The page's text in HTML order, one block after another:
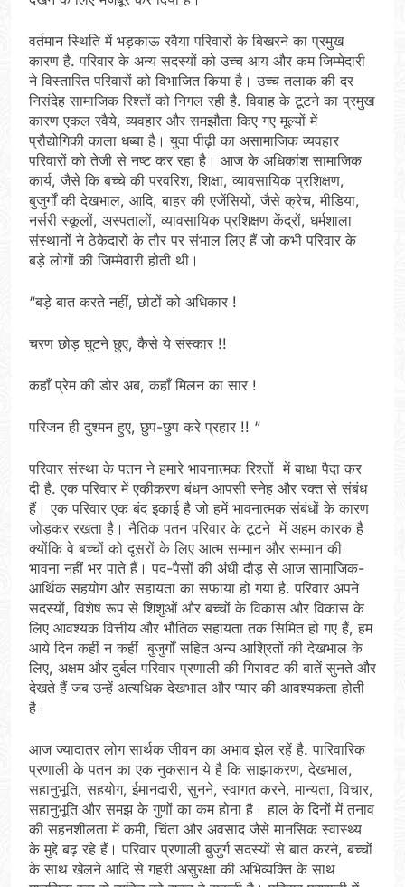
वर्तमान स्थिति में भड़काऊ रवैया परिवारों के बिखरने का प्रमुख
कारण है. परिवार के अन्य सदस्यों को उच्च आय और कम जिम्मेदारी
ने विस्तारित परिवारों को विभाजित किया है। उच्च तलाक की दर
निसंदेह सामाजिक रिश्तों को निगल रही है. विवाह के टूटने का प्रमुख
कारण एकल रवैये, व्यवहार और समझौता किए गए मूल्यों में
प्रौद्योगिकी काला धब्बा है। युवा पीढ़ी का असामाजिक व्यवहार
परिवारों को तेजी से नष्ट कर रहा है। आज के अधिकांश सामाजिक
कार्य, जैसे कि बच्चे की परवरिश, शिक्षा, व्यावसायिक प्रशिक्षण,
बुजुर्गों की देखभाल, आदि, बाहर की एजेंसियों, जैसे क्रेच, मीडिया,
नर्सरी स्कूलों, अस्पतालों, व्यावसायिक प्रशिक्षण केंद्रों, धर्मशाला
संस्थानों ने ठेकेदारों के तौर पर संभाल लिए हैं जो कभी परिवार के
बड़े लोगों की जिम्मेवारी होती थी।
“बड़े बात करते नहीं, छोटों को अधिकार !
चरण छोड़ घुटने छुए, कैसे ये संस्कार !!
कहाँ प्रेम की डोर अब, कहाँ मिलन का सार !
परिजन ही दुश्मन हुए, छुप-छुप करे प्रहार !! “
परिवार संस्था के पतन ने हमारे भावनात्मक रिश्तों में बाधा पैदा कर
दी है. एक परिवार में एकीकरण बंधन आपसी स्नेह और रक्त से संबंध
हैं। एक परिवार एक बंद इकाई है जो हमें भावनात्मक संबंधों के कारण
जोड़कर रखता है। नैतिक पतन परिवार के टूटने में अहम कारक है
क्योंकि वे बच्चों को दूसरों के लिए आत्म सम्मान और सम्मान की
भावना नहीं भर पाते हैं। पद-पैसों की अंधी दौड़ से आज सामाजिक-
आर्थिक सहयोग और सहायता का सफाया हो गया है. परिवार अपने
सदस्यों, विशेष रूप से शिशुओं और बच्चों के विकास और विकास के
लिए आवश्यक वित्तीय और भौतिक सहायता तक सिमित हो गए हैं, हम
आये दिन कहीं न कहीं बुजुर्गों सहित अन्य आश्रितों की देखभाल के
लिए, अक्षम और दुर्बल परिवार प्रणाली की गिरावट की बातें सुनते और
देखते हैं जब उन्हें अत्यधिक देखभाल और प्यार की आवश्यकता होती
है।
आज ज्यादातर लोग सार्थक जीवन का अभाव झेल रहें है. पारिवारिक
प्रणाली के पतन का एक नुकसान ये है कि साझाकरण, देखभाल,
सहानुभूति, सहयोग, ईमानदारी, सुनने, स्वागत करने, मान्यता, विचार,
सहानुभूति और समझ के गुणों का कम होना है। हाल के दिनों में तनाव
की सहनशीलता में कमी, चिंता और अवसाद जैसे मानसिक स्वास्थ्य
के मुद्दे बढ़ रहे हैं। परिवार प्रणाली बुजुर्ग सदस्यों से बात करने, बच्चों
के साथ खेलने आदि से गहरी असुरक्षा की अभिव्यक्ति के साथ